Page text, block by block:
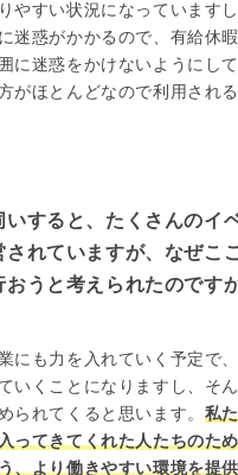
やすい状況になっていますし
迷惑がかかるので、有給休
に迷惑をかけないようにし
がほとんどなので利用され
いすると、たくさんのイ
されていますが、なぜこ
おうと考えられたのです
にも力を入れていく予定で
いくことになりますし、そ
られてくると思います。 私
ってきてくれた人たちのた
、より働きやすい環境を提